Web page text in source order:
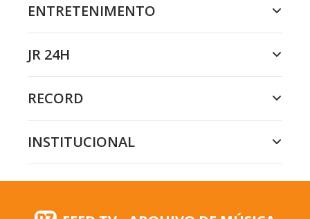
ENTRETENIMENTO
JR 24H
RECORD
INSTITUCIONAL